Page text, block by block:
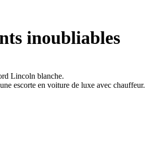
inoubliables
Lincoln blanche.
escorte en voiture de luxe avec chauffeur.